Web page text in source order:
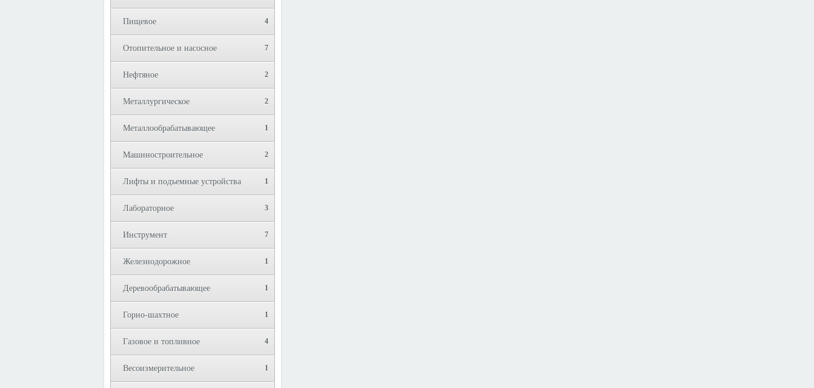
Пищевое 4
Отопительное и насосное 7
Нефтяное 2
Металлургическое 2
Металлообрабатывающее 1
Машиностроительное 2
Лифты и подъемные устройства 1
Лабораторное 3
Инструмент 7
Железнодорожное 1
Деревообрабатывающее 1
Горно-шахтное 1
Газовое и топливное 4
Весоизмерительное 1